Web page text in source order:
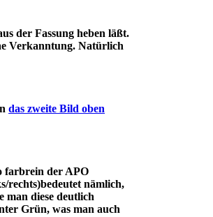
der Fassung heben läßt.
Verkanntung. Natürlich
das zweite Bild oben
farbrein der APO
rechts)bedeutet nämlich,
man diese deutlich
Grün, was man auch